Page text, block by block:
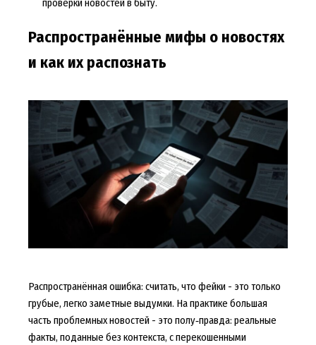
проверки новостей в быту.
Распространённые мифы о новостях
и как их распознать
Распространённая ошибка: считать, что фейки - это только
грубые, легко заметные выдумки. На практике большая
часть проблемных новостей - это полу‑правда: реальные
факты, поданные без контекста, с перекошенными